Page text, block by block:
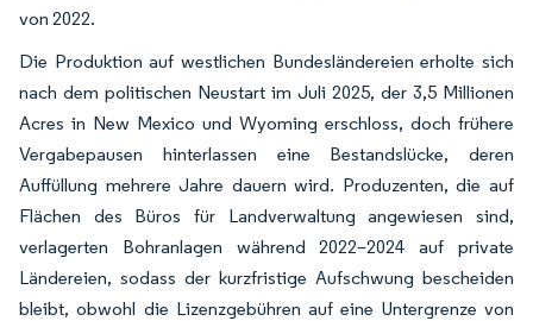
von 2022.
Die Produktion auf westlichen Bundesländereien erholte sich
nach dem politischen Neustart im Juli 2025, der 3,5 Millionen
Acres in New Mexico und Wyoming erschloss, doch frühere
Vergabepausen hinterlassen eine Bestandslücke, deren
Auffüllung mehrere Jahre dauern wird. Produzenten, die auf
Flächen des Büros für Landverwaltung angewiesen sind,
verlagerten Bohranlagen während 2022–2024 auf private
Ländereien, sodass der kurzfristige Aufschwung bescheiden
bleibt, obwohl die Lizenzgebühren auf eine Untergrenze von